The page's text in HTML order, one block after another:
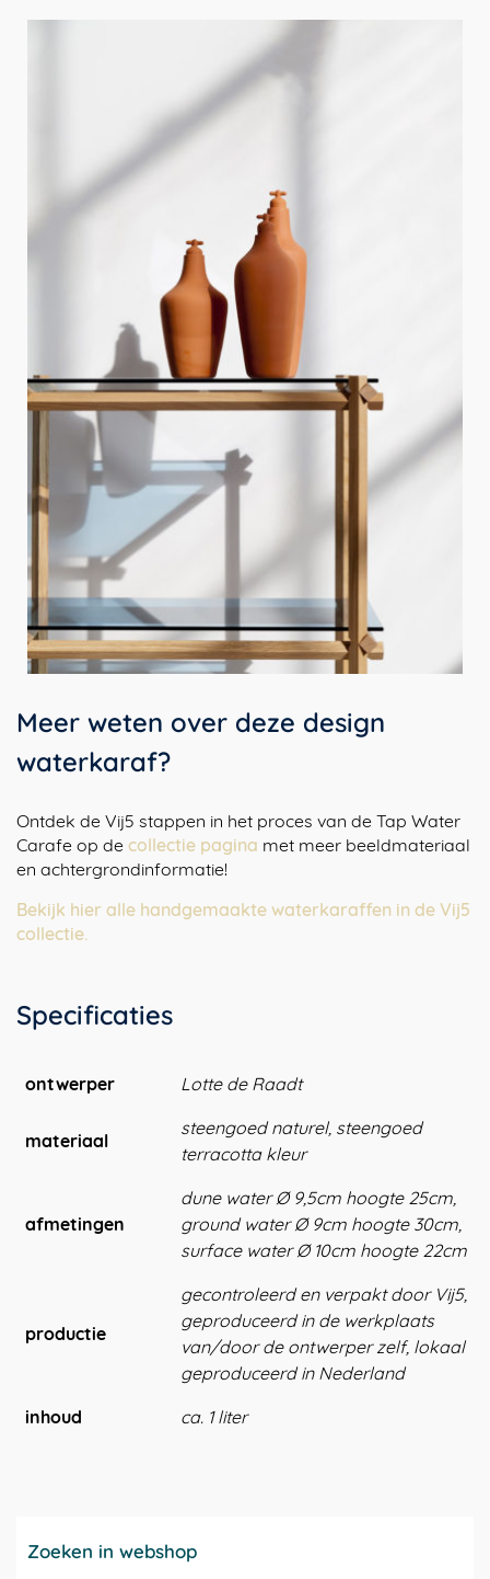
Meer weten over deze design
waterkaraf?
Ontdek de Vij5 stappen in het proces van de Tap Water
Carafe op de collectie pagina met meer beeldmateriaal
en achtergrondinformatie!
Bekijk hier alle handgemaakte waterkaraffen in de Vij5
collectie.
Specificaties
ontwerper Lotte de Raadt
materiaal
steengoed naturel, steengoed
terracotta kleur
afmetingen
dune water Ø 9,5cm hoogte 25cm,
ground water Ø 9cm hoogte 30cm,
surface water Ø 10cm hoogte 22cm
productie
gecontroleerd en verpakt door Vij5,
geproduceerd in de werkplaats
van/door de ontwerper zelf, lokaal
geproduceerd in Nederland
inhoud
ca. 1 liter
Zoeken in webshop